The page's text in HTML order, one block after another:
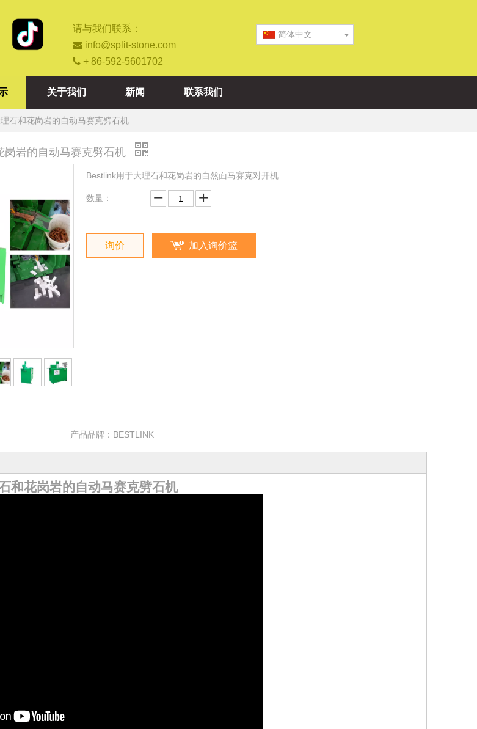
请与我们联系：
 info@split-stone.com
 + 86-592-5601702
简体中文
关于我们 新闻 联系我们
石和花岗岩的自动马赛克劈石机
岗岩的自动马赛克劈石机
Bestlink用于大理石和花岗岩的自然面马赛克对开机
数量：
询价 加入询价篮
产品品牌： BESTLINK
和花岗岩的自动马赛克劈石机